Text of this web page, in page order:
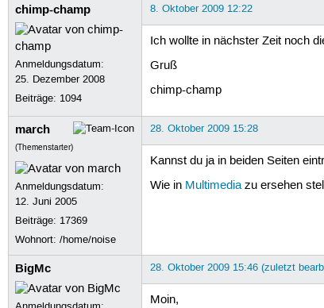
chimp-champ
Anmeldungsdatum:
25. Dezember 2008
Beiträge: 1094
8. Oktober 2009 12:22
Ich wollte in nächster Zeit noch
Gruß
chimp-champ
march
(Themenstarter)
Anmeldungsdatum:
12. Juni 2005
Beiträge: 17369
Wohnort: /home/noise
28. Oktober 2009 15:28
Kannst du ja in beiden Seiten
Wie in Multimediazu ersehen
BigMc 28. Oktober 2009 15:46 (zuletzt
Moin,